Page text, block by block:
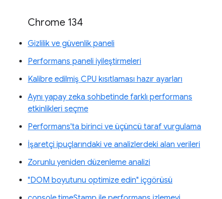
Chrome 134
Gizlilik ve güvenlik paneli
Performans paneli iyileştirmeleri
Kalibre edilmiş CPU kısıtlaması hazır ayarları
Aynı yapay zeka sohbetinde farklı performans
etkinlikleri seçme
Performans'ta birinci ve üçüncü taraf vurgulama
İşaretçi ipuçlarındaki ve analizlerdeki alan verileri
Zorunlu yeniden düzenleme analizi
"DOM boyutunu optimize edin" içgörüsü